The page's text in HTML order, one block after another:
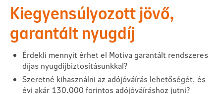
Kiegyensúlyozott jövő,
garantált nyugdíj
Érdekli mennyit érhet el Motiva garantált rendszeres
díjas nyugdíjbiztosításunkkal?
Szeretné kihasználni az adójóváírás lehetőségét, és
évi akár 130.000 forintos adójóváíráshoz jutni?